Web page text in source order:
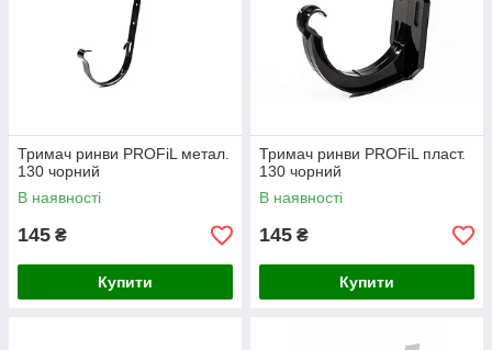
Тримач ринви PROFiL метал.
130 чорний
В наявності
145 ₴
Купити
Тримач ринви PROFiL пласт.
130 чорний
В наявності
145 ₴
Купити